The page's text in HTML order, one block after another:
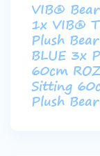
VIB®
1x VIB®
Plush
BLUE 3x
60cm
Sitting
Plush